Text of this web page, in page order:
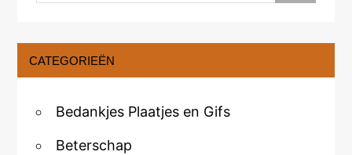
CATEGORIEËN
Bedankjes Plaatjes en Gifs
Beterschap